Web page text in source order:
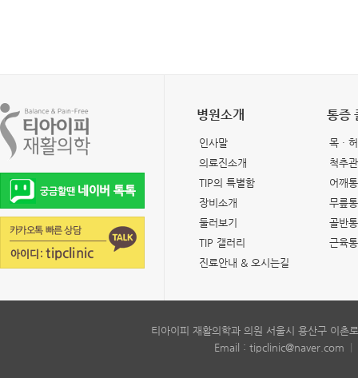
병원소개
인사말
의료진소개
TIP의 특별함
장비소개
둘러보기
TIP 갤러리
진료안내 & 오시는길
통증
목 ·
척추
어깨
무릎
골반
근육통
티아이피 재활의학과 의원 서울시 용산구 이
Email : tipclinic@naver.com